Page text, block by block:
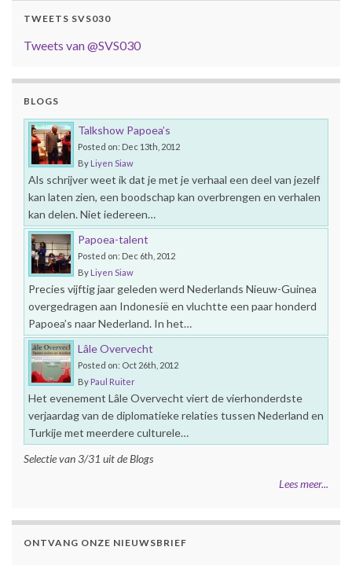
TWEETS SVS030
Tweets van @SVS030
BLOGS
Talkshow Papoea’s
Posted on: Dec 13th, 2012
By Liyen Siaw
Als schrijver weet ik dat je met je verhaal een deel van jezelf
kan laten zien, een boodschap kan overbrengen en verhalen
kan delen. Niet iedereen…
Papoea-talent
Posted on: Dec 6th, 2012
By Liyen Siaw
Precies vijftig jaar geleden werd Nederlands Nieuw-Guinea
overgedragen aan Indonesië en vluchtte een paar honderd
Papoea’s naar Nederland. In het…
Lâle Overvecht
Posted on: Oct 26th, 2012
By Paul Ruiter
Het evenement Lâle Overvecht viert de vierhonderdste
verjaardag van de diplomatieke relaties tussen Nederland en
Turkije met meerdere culturele…
Selectie van 3/31 uit de Blogs
Lees meer...
ONTVANG ONZE NIEUWSBRIEF